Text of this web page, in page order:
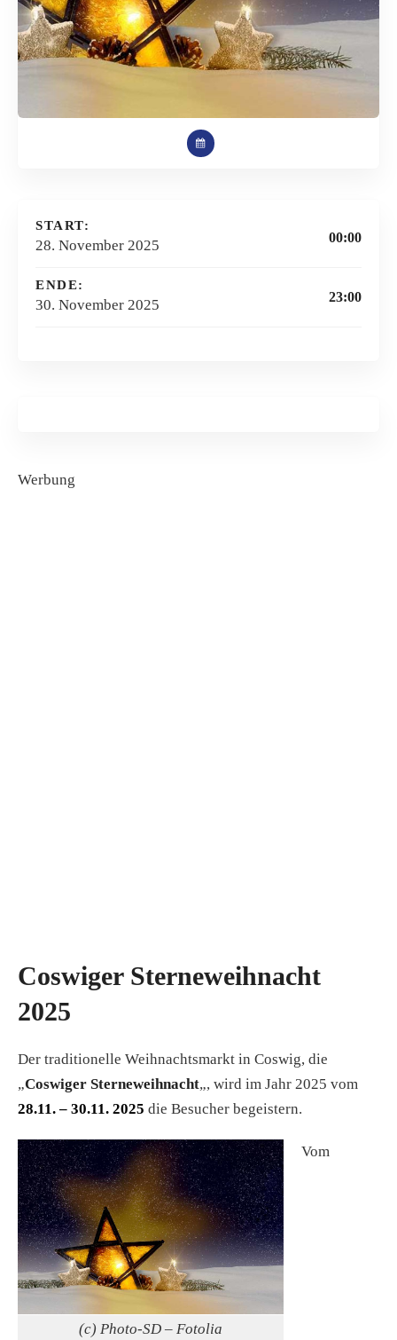
START:
28. November 2025 00:00
ENDE:
30. November 2025 23:00
Werbung
Coswiger Sterneweihnacht
2025
Der traditionelle Weihnachtsmarkt in Coswig, die
„Coswiger Sterneweihnacht„, wird im Jahr 2025 vom
28.11. – 30.11. 2025 die Besucher begeistern.
(c) Photo-SD – Fotolia
Vom